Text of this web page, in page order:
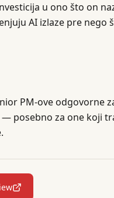
u ono što on
AI izlaze pre nego
PM-ove odgovorne
posebno za one koji